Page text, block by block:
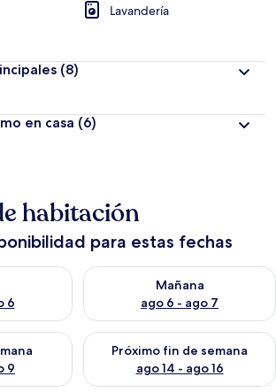
Lavandería
(8)
en casa (6)
habitación
para estas fechas
6
para hoy ago 5 - ago 6
Mañana
ago 6 - ago 7
Consulta la disponibilidad
9
para este fin de semana ago 7 -
Próximo fin de semana
ago 14 - ago 16
Consulta la disponibilidad